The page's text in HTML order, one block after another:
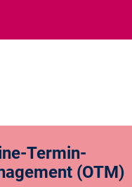
Termin-
(OTM)